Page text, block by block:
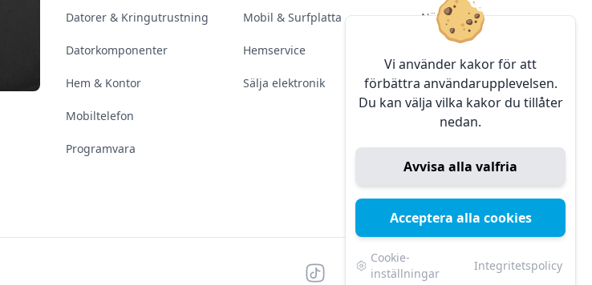
Vi använder kakor för att
förbättra användarupplevelsen.
Du kan välja vilka kakor du tillåter
nedan.
Avvisa alla valfria
Acceptera alla cookies
Cookie-
inställningar
Integritetspolicy
Datorer & Kringutrustning
Datorkomponenter
Hem & Kontor
Mobiltelefon
Programvara
Mobil & Surfplatta
Hemservice
Sälja elektronik
Nätverk
Programvara
Server & Backup
Konferens & Public Display
Sälja elektronik
Tiktok FacebookInstagramYouTube Mörkt läge